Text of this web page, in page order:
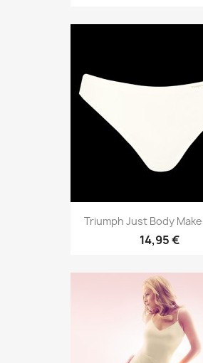
Triumph Just Body
14,95 €